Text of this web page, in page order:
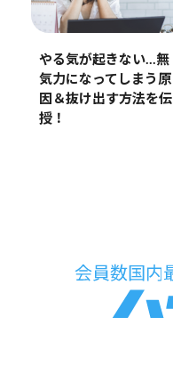
やる気が起きない…無
気力になってしまう原
因＆抜け出す方法を伝
授！